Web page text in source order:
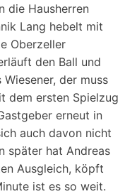
die Hausherren
Lang hebelt mit
Oberzeller
den Ball und
der muss
dem ersten Spielzug
erneut in
auch davon nicht
später hat Andreas
Ausgleich, köpft
ist es so weit.